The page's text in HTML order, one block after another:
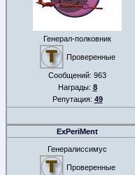
Генерал-полковник
Проверенные
Сообщений: 963
Награды: 8
Репутация: 49
ExPeriMent
Генералиссимус
Проверенные